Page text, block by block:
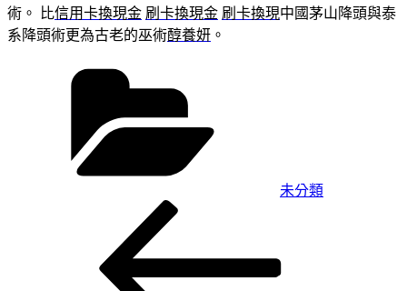
術。 比信用卡換現金 刷卡換現金 刷卡換現中國茅山降頭與泰
系降頭術更為古老的巫術醇養妍 。
未分類